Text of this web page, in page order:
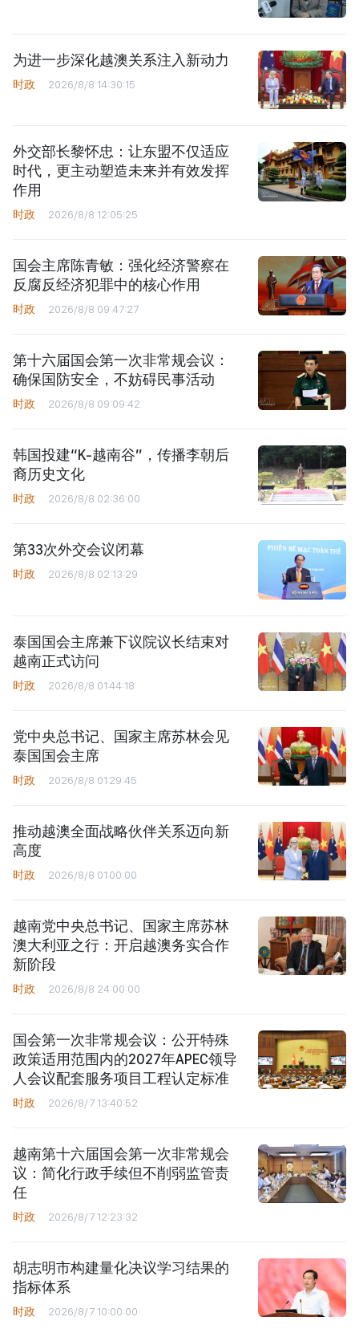
为进一步深化越澳关系注入新动力
时政 2026/8/8 14:30:15
外交部长黎怀忠：让东盟不仅适应
时代，更主动塑造未来并有效发挥
作用
时政 2026/8/8 12:05:25
国会主席陈青敏：强化经济警察在
反腐反经济犯罪中的核心作用
时政 2026/8/8 09:47:27
第十六届国会第一次非常规会议：
确保国防安全，不妨碍民事活动
时政 2026/8/8 09:09:42
韩国投建“K-越南谷”，传播李朝后
裔历史文化
时政 2026/8/8 02:36:00
第33次外交会议闭幕
时政 2026/8/8 02:13:29
泰国国会主席兼下议院议长结束对
越南正式访问
时政 2026/8/8 01:44:18
党中央总书记、国家主席苏林会见
泰国国会主席
时政 2026/8/8 01:29:45
推动越澳全面战略伙伴关系迈向新
高度
时政 2026/8/8 01:00:00
越南党中央总书记、国家主席苏林
澳大利亚之行：开启越澳务实合作
新阶段
时政 2026/8/8 24:00:00
国会第一次非常规会议：公开特殊
政策适用范围内的2027年APEC领导
人会议配套服务项目工程认定标准
时政 2026/8/7 13:40:52
越南第十六届国会第一次非常规会
议：简化行政手续但不削弱监管责
任
时政 2026/8/7 12:23:32
胡志明市构建量化决议学习结果的
指标体系
时政 2026/8/7 10:00:00